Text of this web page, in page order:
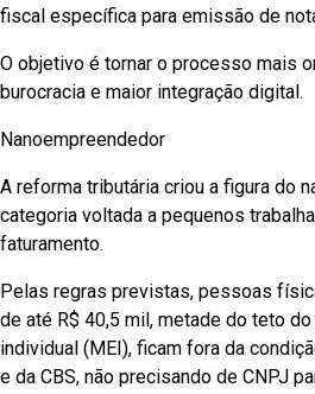
fiscal específica para emissão de
O objetivo é tornar o processo mais
burocracia e maior integração digital.
Nanoempreendedor
A reforma tributária criou a figura do
categoria voltada a pequenos
faturamento.
Pelas regras previstas, pessoas
de até R$ 40,5 mil, metade do teto
individual (MEI), ficam fora da
e da CBS, não precisando de CNPJ